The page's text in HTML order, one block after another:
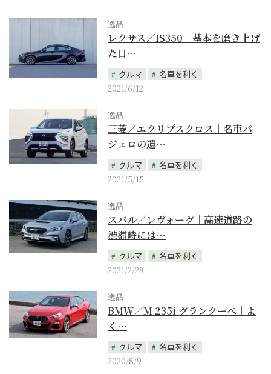
逸品
レクサス／IS350｜基本を磨き上げ
た日…
クルマ
名車を利く
2021/6/12
逸品
三菱／エクリプスクロス｜名車パ
ジェロの遺…
クルマ
名車を利く
2021/5/15
逸品
スバル／レヴォーグ｜高速道路の
渋滞時には…
クルマ
名車を利く
2021/2/28
逸品
BMW／M 235i グランクーペ｜よ
く…
クルマ
名車を利く
2020/8/9